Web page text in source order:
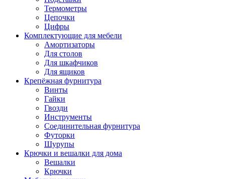
Термометры
Цепочки
Цифры
Комплектующие для мебели
Амортизаторы
Для столов
Для шкафчиков
Для ящиков
Крепёжная фурнитура
Винты
Гайки
Гвозди
Инструменты
Соединительная фурнитура
Футорки
Шурупы
Крючки и вешалки для дома
Вешалки
Крючки